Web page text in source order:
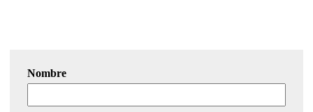
Nombre